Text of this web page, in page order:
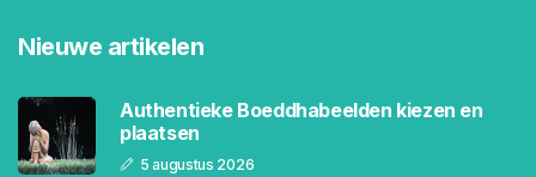
Nieuwe artikelen
Authentieke Boeddhabeelden kiezen en
plaatsen
5 augustus 2026